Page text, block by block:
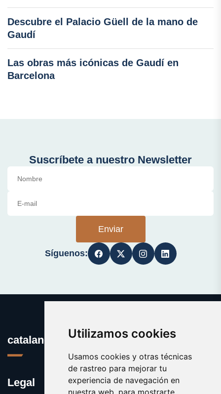
Utilizamos cookies
Usamos cookies y otras técnicas
de rastreo para mejorar tu
experiencia de navegación en
nuestra web, para mostrarte
Descubre el Palacio Güell de la mano de
Gaudí
Las obras más icónicas de Gaudí en
Barcelona
Suscríbete a nuestro Newsletter
Enviar
Síguenos:
catalanes.org
Legal